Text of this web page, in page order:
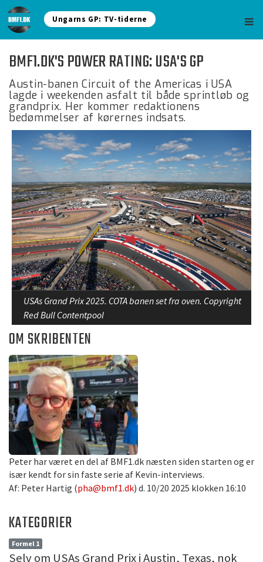
Ungarns GP: TV-tiderne
BMF1.DK'S POWER RATING: USA'S GP
Austin-banen Circuit of the Americas i USA
lagde i weekenden asfalt til både sprintløb og
grandprix. Her kommer redaktionens
bedømmelser af kørernes indsats.
USAs Grand Prix 2025. COTA banen set fra oven. Copyright
Red Bull Contentpool
OM SKRIBENTEN
Peter har været en del af BMF1.dk næsten siden starten og er
især kendt for sin faste serie af Kevin-interviews.
Af: Peter Hartig (pha@bmf1.dk) d. 10/20 2025 klokken 16:10
KATEGORIER
Formel 1
Selv om USAs Grand Prix i Austin, Texas, nok